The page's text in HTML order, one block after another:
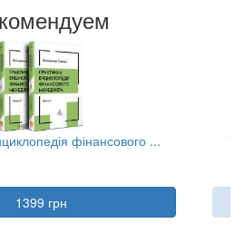
фінансового ...
1399 грн